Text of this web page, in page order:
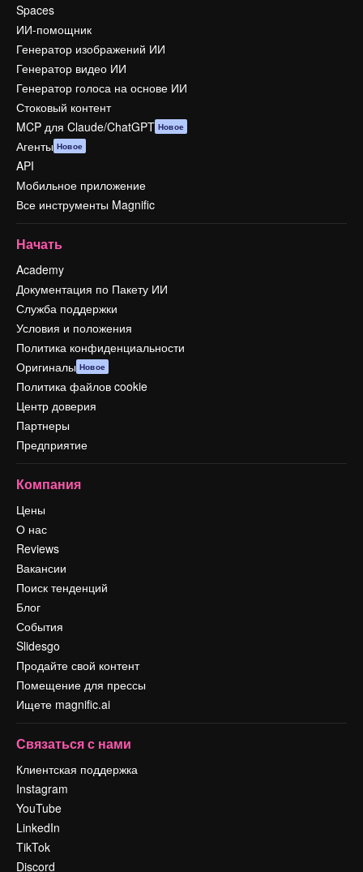
Spaces
ИИ-помощник
Генератор изображений ИИ
Генератор видео ИИ
Генератор голоса на основе ИИ
Стоковый контент
MCP для Claude/ChatGPT Новое
Агенты Новое
API
Мобильное приложение
Все инструменты Magnific
Начать
Academy
Документация по Пакету ИИ
Служба поддержки
Условия и положения
Политика конфиденциальности
Оригиналы Новое
Политика файлов cookie
Центр доверия
Партнеры
Предприятие
Компания
Цены
О нас
Reviews
Вакансии
Поиск тенденций
Блог
События
Slidesgo
Продайте свой контент
Помещение для прессы
Ищете magnific.ai
Связаться с нами
Клиентская поддержка
Instagram
YouTube
LinkedIn
TikTok
Discord